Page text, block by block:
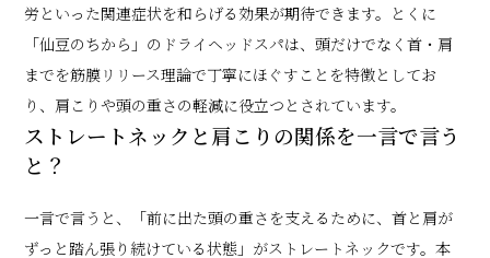
労といった関連症状を和らげる効果が期待できます。とくに
「仙豆のちから」のドライヘッドスパは、頭だけでなく首・肩
までを筋膜リリース理論で丁寧にほぐすことを特徴としてお
り、肩こりや頭の重さの軽減に役立つとされています。
ストレートネックと肩こりの関係を一言で言う
と？
一言で言うと、「前に出た頭の重さを支えるために、首と肩が
ずっと踏ん張り続けている状態」がストレートネックです。本